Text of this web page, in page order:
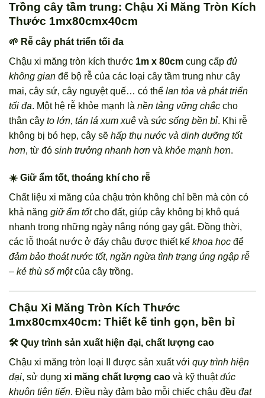
Trồng cây tầm trung: Chậu Xi Măng Tròn Kích
Thước 1mx80cmx40cm
🌱 Rễ cây phát triển tối đa
Chậu xi măng tròn kích thước 1m x 80cm cung cấp đủ
không gian để bộ rễ của các loại cây tầm trung như cây
mai, cây sứ, cây nguyệt quế… có thể lan tỏa và phát triển
tối đa. Một hệ rễ khỏe mạnh là nền tảng vững chắc cho
thân cây to lớn, tán lá xum xuê và sức sống bền bỉ. Khi rễ
không bị bó hẹp, cây sẽ hấp thụ nước và dinh dưỡng tốt
hơn, từ đó sinh trưởng nhanh hơn và khỏe mạnh hơn.
☀️ Giữ ẩm tốt, thoáng khí cho rễ
Chất liệu xi măng của chậu tròn không chỉ bền mà còn có
khả năng giữ ẩm tốtcho đất, giúp cây không bị khô quá
nhanh trong những ngày nắng nóng gay gắt. Đồng thời,
các lỗ thoát nước ở đáy chậu được thiết kế khoa học để
đảm bảo thoát nước tốt, ngăn ngừa tình trạng úng ngập rễ
– kẻ thù số mộtcủa cây trồng.
Chậu Xi Măng Tròn Kích Thước
1mx80cmx40cm: Thiết kế tinh gọn, bền bỉ
🛠️ Quy trình sản xuất hiện đại, chất lượng cao
Chậu xi măng tròn loại II được sản xuất với quy trình hiện
đại, sử dụng xi măng chất lượng cao và kỹ thuậtđúc
khuôn tiên tiến. Điều này đảm bảo mỗi chiếc chậu đều đạt